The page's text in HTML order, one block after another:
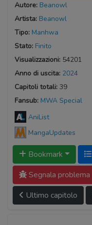
Autore: Beanowl
Artista: Beanowl
Tipo: Manhwa
Stato: Finito
Visualizzazioni: 54201
Anno di uscita: 2024
Capitoli totali: 39
Fansub: MWA Special
AniList
MangaUpdates
Bookmark
Segnala problema
Ultimo capitolo